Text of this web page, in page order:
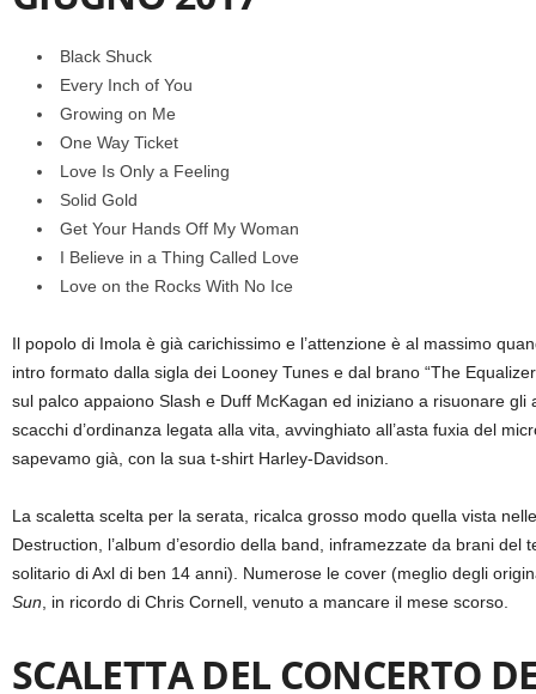
Black Shuck
Every Inch of You
Growing on Me
One Way Ticket
Love Is Only a Feeling
Solid Gold
Get Your Hands Off My Woman
I Believe in a Thing Called Love
Love on the Rocks With No Ice
Il popolo di Imola è già carichissimo e l’attenzione è al massimo
intro formato dalla sigla dei Looney Tunes e dal brano “The
sul palco appaiono Slash e Duff McKagan ed iniziano a risuonare
scacchi d’ordinanza legata alla vita, avvinghiato all’asta fuxia del
sapevamo già, con la sua t-shirt Harley-Davidson.
La scaletta scelta per la serata, ricalca grosso modo quella vista
Destruction, l’album d’esordio della band, inframezzate da brani
solitario di Axl di ben 14 anni). Numerose le cover (meglio degli
Sun , in ricordo di Chris Cornell, venuto a mancare il mese scorso.
SCALETTA DEL CONCERTO